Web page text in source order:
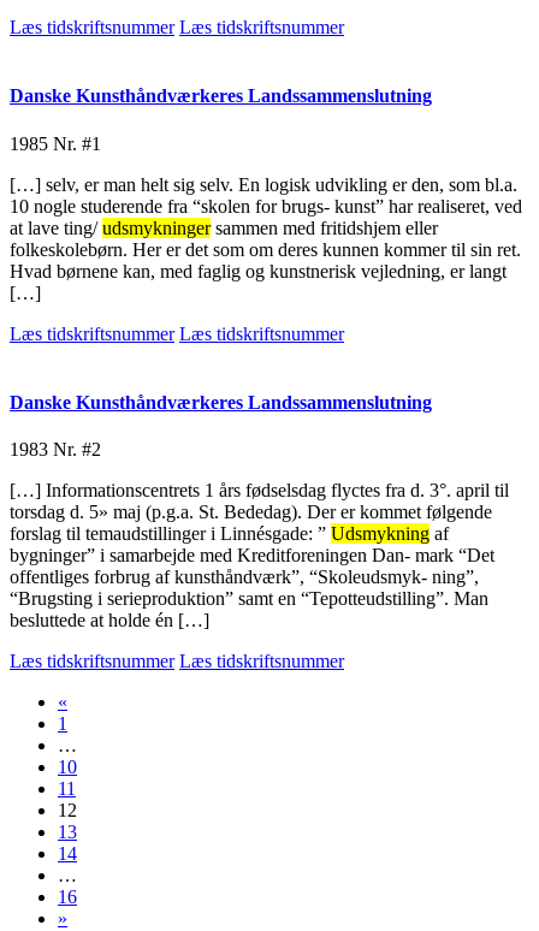
Læs tidskriftsnummer Læs tidskriftsnummer
Danske Kunsthåndværkeres Landssammenslutning
1985 Nr. #1
[…] selv, er man helt sig selv. En logisk udvikling er den, som bl.a.
10 nogle studerende fra “skolen for brugs- kunst” har realiseret, ved
at lave ting/udsmykningersammen med fritidshjem eller
folkeskolebørn. Her er det som om deres kunnen kommer til sin ret.
Hvad børnene kan, med faglig og kunstnerisk vejledning, er langt
[…]
Læs tidskriftsnummer Læs tidskriftsnummer
Danske Kunsthåndværkeres Landssammenslutning
1983 Nr. #2
[…] Informationscentrets 1 års fødselsdag flyctes fra d. 3°. april til
torsdag d. 5» maj (p.g.a. St. Bededag). Der er kommet følgende
forslag til temaudstillinger i Linnésgade: ” Udsmykning af
bygninger” i samarbejde med Kreditforeningen Dan- mark “Det
offentliges forbrug af kunsthåndværk”, “Skoleudsmyk- ning”,
“Brugsting i serieproduktion” samt en “Tepotteudstilling”. Man
besluttede at holde én […]
Læs tidskriftsnummer Læs tidskriftsnummer
«
1
…
10
11
12
13
14
…
16
»